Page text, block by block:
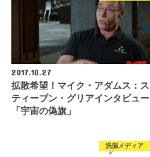
2017.10.27
拡散希望！マイク・アダムス：ス
ティーブン・グリアインタビュー
「宇宙の偽旗」
洗脳メディア